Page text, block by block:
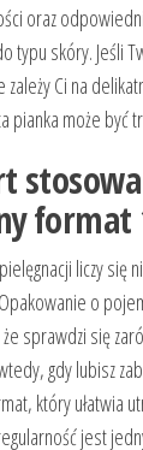
oraz
typu skóry. Jeśli
zależy Ci na
pianka może być
format
liczy się
o
sprawdzi się
gdy lubisz
który ułatwia
jest